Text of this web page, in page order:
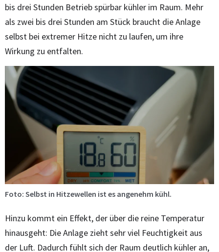
bis drei Stunden Betrieb spürbar kühler im Raum. Mehr
als zwei bis drei Stunden am Stück braucht die Anlage
selbst bei extremer Hitze nicht zu laufen, um ihre
Wirkung zu entfalten.
Foto: Selbst in Hitzewellen ist es angenehm kühl.
Hinzu kommt ein Effekt, der über die reine Temperatur
hinausgeht: Die Anlage zieht sehr viel Feuchtigkeit aus
der Luft. Dadurch fühlt sich der Raum deutlich kühler an,